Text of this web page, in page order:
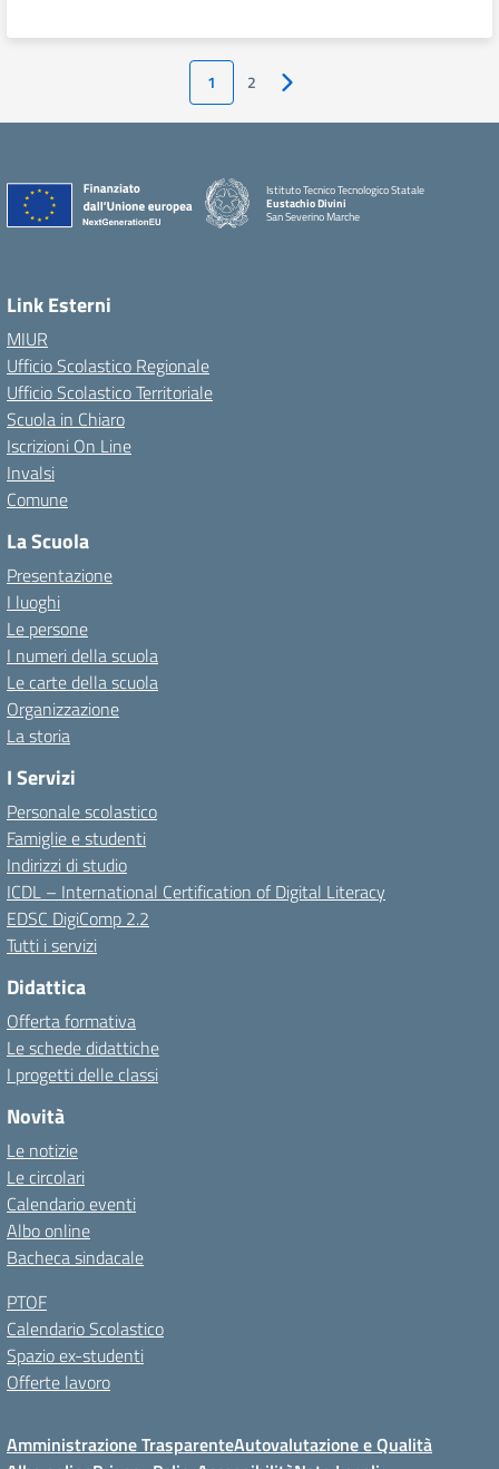
1 2 Pagina successiva
Istituto Tecnico Tecnologico Statale
Eustachio Divini
San Severino Marche
Link Esterni
MIUR
Ufficio Scolastico Regionale
Ufficio Scolastico Territoriale
Scuola in Chiaro
Iscrizioni On Line
Invalsi
Comune
La Scuola
Presentazione
I luoghi
Le persone
I numeri della scuola
Le carte della scuola
Organizzazione
La storia
I Servizi
Personale scolastico
Famiglie e studenti
Indirizzi di studio
ICDL – International Certification of Digital Literacy
EDSC DigiComp 2.2
Tutti i servizi
Didattica
Offerta formativa
Le schede didattiche
I progetti delle classi
Novità
Le notizie
Le circolari
Calendario eventi
Albo online
Bacheca sindacale
PTOF
Calendario Scolastico
Spazio ex-studenti
Offerte lavoro
Amministrazione TrasparenteAutovalutazione e Qualità